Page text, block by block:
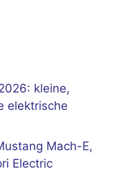
kleine,
elektrische
Mach-E,
Electric